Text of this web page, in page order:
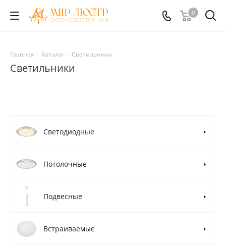
0
Главная - Каталог - Светильники
Светильники
Светодиодные
Потолочные
Подвесные
Встраиваемые